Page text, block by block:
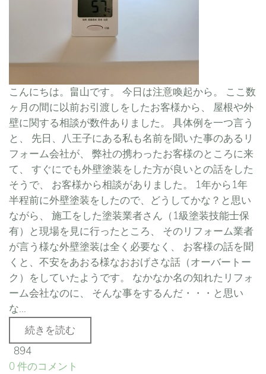
こんにちは。畠山です。 今日は注意喚起から。 ここ数
ヶ月の間に以前お引渡しをしたお客様から、 屋根や外
壁に関する相談が数件ありました。 具体例を一つ言う
と、 先日、八王子にある私も名前を聞いた事のあるリ
フォーム会社が、 弊社の携わったお客様のところに来
て、 すぐにでも外壁塗装をした方が良いとの話をした
そうで、 お客様から相談がありました。 1年から1年
半程前に外壁塗装をしたので、どうしてかな？と思い
ながら、 施工をした塗装業者さん（1級塗装技能士保
有）と現場を見に行ったところ、 そのリフォーム業者
が言う様な外壁塗装は全く必要なく、 お客様の話を聞
くと、不安をあおる様なおおげさな話（オーバートー
ク）をしていたようです。 なかなか名の知れたリフォ
ーム会社なのに、 そんな事をするんだ・・・と思い
な...
続きを読む
894
0 件のコメント